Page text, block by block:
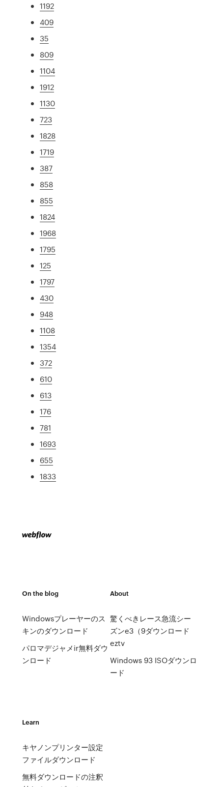
1192
409
35
809
1104
1912
1130
723
1828
1719
387
858
855
1824
1968
1795
125
1797
430
948
1108
1354
372
610
613
176
781
1693
655
1833
On the blog
Windowsプレーヤーのス
キンのダウンロード
パロマデジャメir無料ダウ
ンロード
About
驚くべきレース急流シー
ズンe3（9ダウンロード
eztv
Windows 93 ISOダウンロ
ード
Learn
キヤノンプリンター設定
ファイルダウンロード
無料ダウンロードの注釈